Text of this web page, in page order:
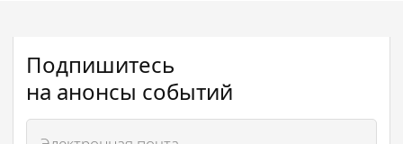
Подпишитесь
на анонсы событий